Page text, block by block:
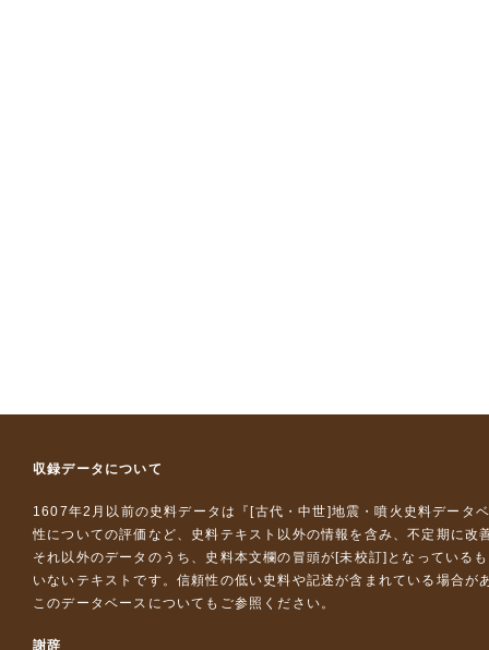
収録データについて
1607年2月以前の史料データは『 [古代・中世]地震・噴火史料データ
性についての評価など、史料テキスト以外の情報を含み、不定期に改
それ以外のデータのうち、史料本文欄の冒頭が[未校訂]となっている
いないテキストです。信頼性の低い史料や記述が含まれている場合が
このデータベースについて もご参照ください。
謝辞